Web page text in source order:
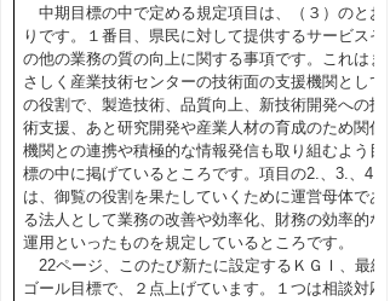
中期目標の中で定める規定項目は、（３）のとお
りです。１番目、県民に対して提供するサービスそ
の他の業務の質の向上に関する事項です。これはま
さしく産業技術センターの技術面の支援機関として
の役割で、製造技術、品質向上、新技術開発への技
術支援、あと研究開発や産業人材の育成のため関係
機関との連携や積極的な情報発信も取り組むよう目
標の中に掲げているところです。項目の2.、3.、4.
は、御覧の役割を果たしていくために運営母体であ
る法人として業務の改善や効率化、財務の効率的な
運用といったものを規定しているところです。
22ページ、このたび新たに設定するＫＧＩ、最終
ゴール目標で、２点上げています。１つは相談対応